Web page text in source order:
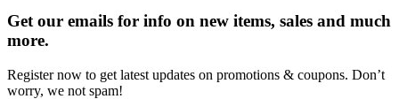
Get our emails for info on new items, sales and much
more.
Register now to get latest updates on promotions & coupons. Don’t
worry, we not spam!